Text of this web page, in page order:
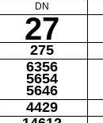
DN
27
275
6356
5654
5646
4429